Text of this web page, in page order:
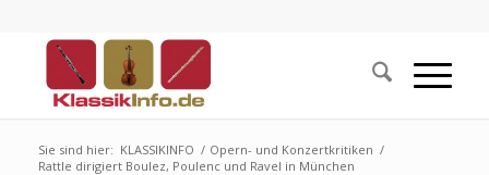
Sie sind hier: KLASSIKINFO / Opern- und Konzertkritiken /
Rattle dirigiert Boulez, Poulenc und Ravel in München